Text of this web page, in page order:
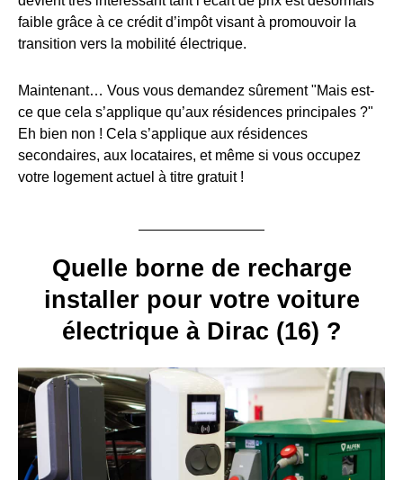
faible grâce à ce crédit d’impôt visant à promouvoir la
transition vers la mobilité électrique.
Maintenant… Vous vous demandez sûrement "Mais est-
ce que cela s’applique qu’aux résidences principales ?"
Eh bien non ! Cela s’applique aux résidences
secondaires, aux locataires, et même si vous occupez
votre logement actuel à titre gratuit !
Quelle borne de recharge
installer pour votre voiture
électrique à Dirac (16) ?